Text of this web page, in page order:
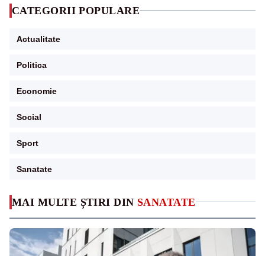
MAI MULTE ȘTIRI DIN SANATATE
CATEGORII POPULARE
Actualitate
Politica
Economie
Social
Sport
Sanatate